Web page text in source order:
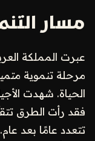
مسار
عبرت المملكة
مرحلة تنموية
الحياة. شهدت
فقد رأت الطرق
تتعدد عامًا بعد